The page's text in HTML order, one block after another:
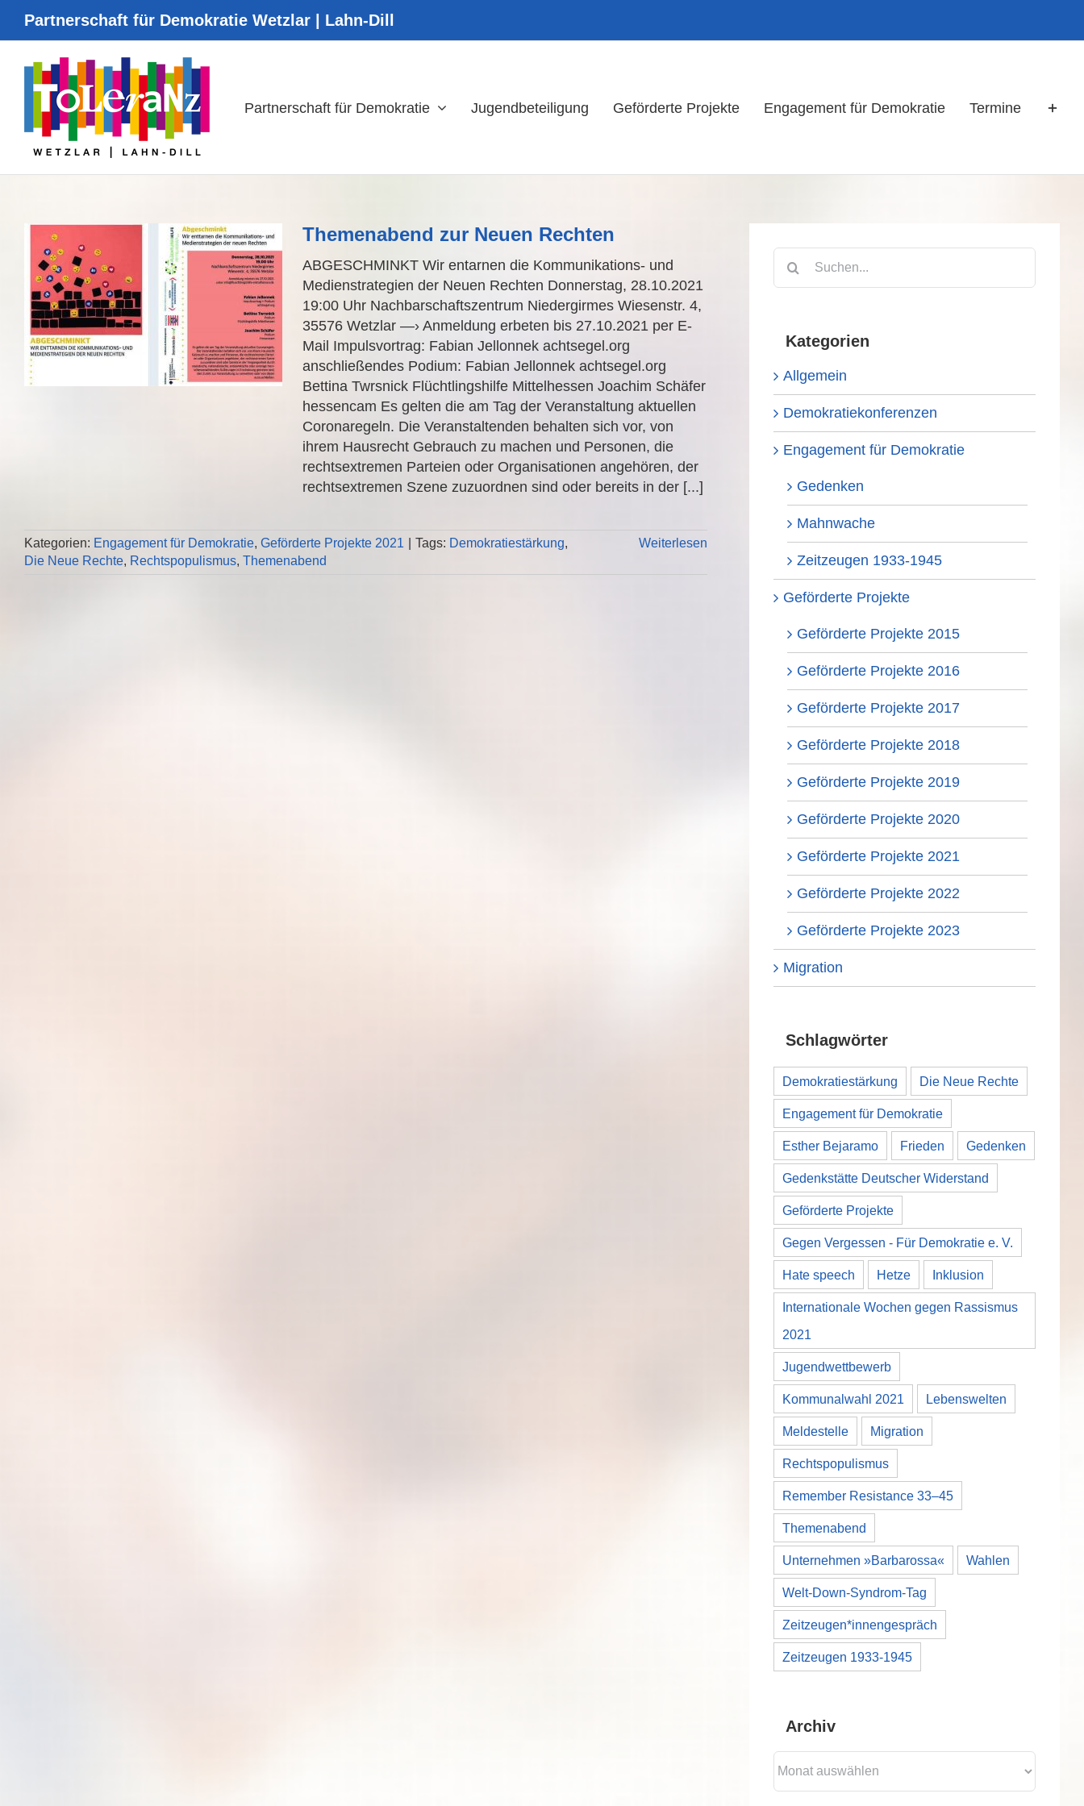
InhaltPartnerschaft für Demokratie Wetzlar | Lahn-Dill
Partnerschaft für Demokratie Jugendbeteiligung Geförderte Projekte Engagement für Demokratie Termine
Themenabend zur Neuen Rechten
ABGESCHMINKT Wir entarnen die Kommunikations- und
Medienstrategien der Neuen Rechten Donnerstag, 28.10.2021
19:00 Uhr Nachbarschaftszentrum Niedergirmes Wiesenstr. 4,
35576 Wetzlar —› Anmeldung erbeten bis 27.10.2021 per E-
Mail Impulsvortrag: Fabian Jellonnek achtsegel.org
anschließendes Podium: Fabian Jellonnek achtsegel.org
Bettina Twrsnick Flüchtlingshilfe Mittelhessen Joachim Schäfer
hessencam Es gelten die am Tag der Veranstaltung aktuellen
Coronaregeln. Die Veranstaltenden behalten sich vor, von
ihrem Hausrecht Gebrauch zu machen und Personen, die
rechtsextremen Parteien oder Organisationen angehören, der
rechtsextremen Szene zuzuordnen sind oder bereits in der [...]
Kategorien: Engagement für Demokratie, Geförderte Projekte 2021 Tags: Demokratiestärkung,
Die Neue Rechte, Rechtspopulismus, Themenabend
Weiterlesen
nach:
Kategorien
Allgemein
Demokratiekonferenzen
Engagement für Demokratie
Gedenken
Mahnwache
Zeitzeugen 1933-1945
Geförderte Projekte
Geförderte Projekte 2015
Geförderte Projekte 2016
Geförderte Projekte 2017
Geförderte Projekte 2018
Geförderte Projekte 2019
Geförderte Projekte 2020
Geförderte Projekte 2021
Geförderte Projekte 2022
Geförderte Projekte 2023
Migration
Schlagwörter
Demokratiestärkung Die Neue Rechte
Engagement für Demokratie
Esther Bejaramo Frieden Gedenken
Gedenkstätte Deutscher Widerstand
Geförderte Projekte
Gegen Vergessen - Für Demokratie e. V.
Hate speech Hetze Inklusion
Internationale Wochen gegen Rassismus
2021
Jugendwettbewerb
Kommunalwahl 2021 Lebenswelten
Meldestelle Migration
Rechtspopulismus
Remember Resistance 33–45
Themenabend
Unternehmen »Barbarossa« Wahlen
Welt-Down-Syndrom-Tag
Zeitzeugen*innengespräch
Zeitzeugen 1933-1945
Archiv